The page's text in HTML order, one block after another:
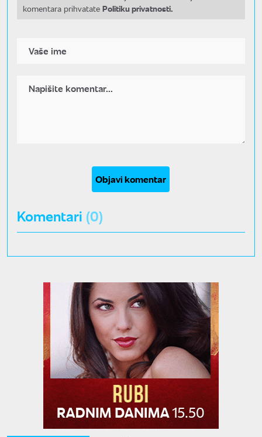
komentara prihvatate Politiku privatnosti.
Objavi komentar
Komentari (0)